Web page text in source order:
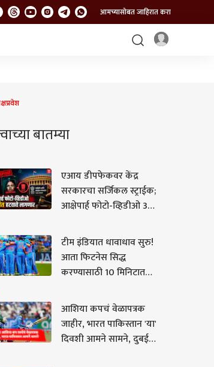
आमच्यासोबत जाहिरात करा
बातम्या
एआय डीपफेकवर केंद्र
सरकारचा सर्जिकल स्ट्राईक;
आक्षेपार्ह फोटो-व्हिडीओ 3
टीम इंडियात धावाधाव सुरु!
आता फिटनेस सिद्ध
करण्यासाठी 10 मिनिटात
1200 मीटर किती मिनिटात
पूर्ण करावी लागणार? हा
सुद्धा नियम ठरला
आशिया कपचं वेळापत्रक
जाहीर, भारत पाकिस्तान 'या'
दिवशी आमने सामने, दुबईत